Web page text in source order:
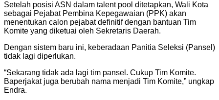
Setelah posisi ASN dalam talent pool ditetapkan, Wali Kota
sebagai Pejabat Pembina Kepegawaian (PPK) akan
menentukan calon pejabat definitif dengan bantuan Tim
Komite yang diketuai oleh Sekretaris Daerah.
Dengan sistem baru ini, keberadaan Panitia Seleksi (Pansel)
tidak lagi diperlukan.
“Sekarang tidak ada lagi tim pansel. Cukup Tim Komite.
Baperjakat juga berubah nama menjadi Tim Komite,” ungkap
Endra.